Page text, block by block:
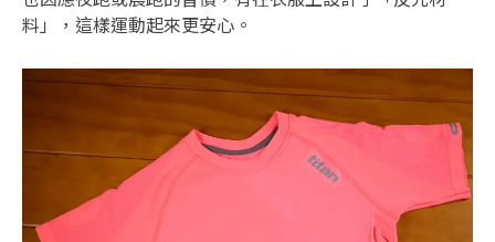
料」，這樣運動起來更安心。